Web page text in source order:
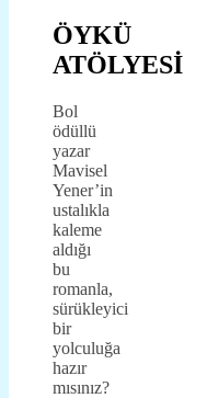
ÖYKÜ
ATÖLYESİ
Bol
ödüllü
yazar
Mavisel
Yener’in
ustalıkla
kaleme
aldığı
bu
romanla,
sürükleyici
bir
yolculuğa
hazır
mısınız?